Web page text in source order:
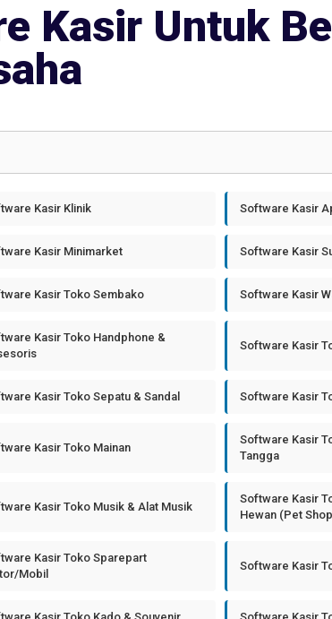
Kasir Untuk
Kasir Klinik Software Kasir
Kasir Minimarket Software Kasir
Kasir Toko Sembako Software Kasir
Kasir Toko Handphone &
Software Kasir
Kasir Toko Sepatu & Sandal Software Kasir
Kasir Toko Mainan
Software Kasir
Tangga
Kasir Toko Musik & Alat Musik
Software Kasir
Hewan (Pet
Kasir Toko Sparepart
Mobil
Software Kasir